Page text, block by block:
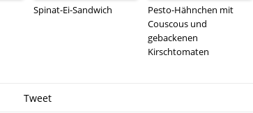
Spinat-Ei-Sandwich
Pesto-Hähnchen mit
Couscous und
gebackenen
Kirschtomaten
Tweet